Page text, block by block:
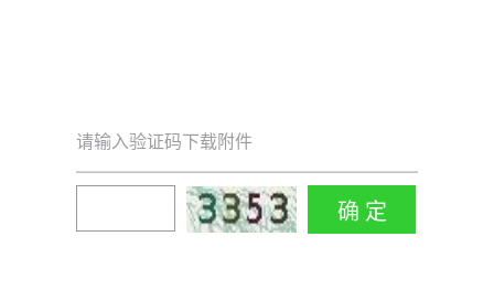
请输入验证码下载附件